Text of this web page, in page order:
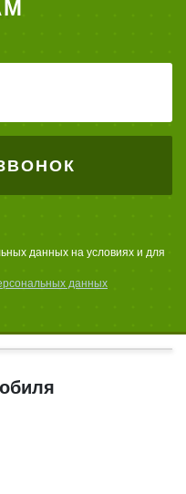
данных на условиях и для
данных